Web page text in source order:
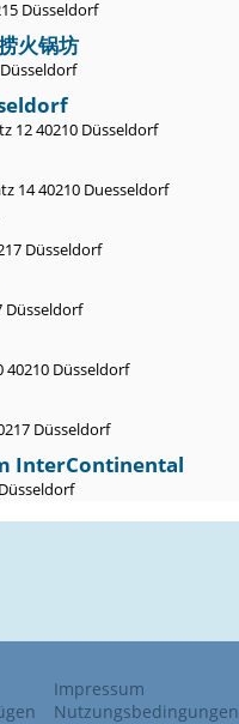
Düsseldorf
火锅坊
12 40210 Düsseldorf
14 40210 Duesseldorf
Düsseldorf
Düsseldorf
Düsseldorf
Düsseldorf
InterContinental
Impressum
Nutzungsbedingungen